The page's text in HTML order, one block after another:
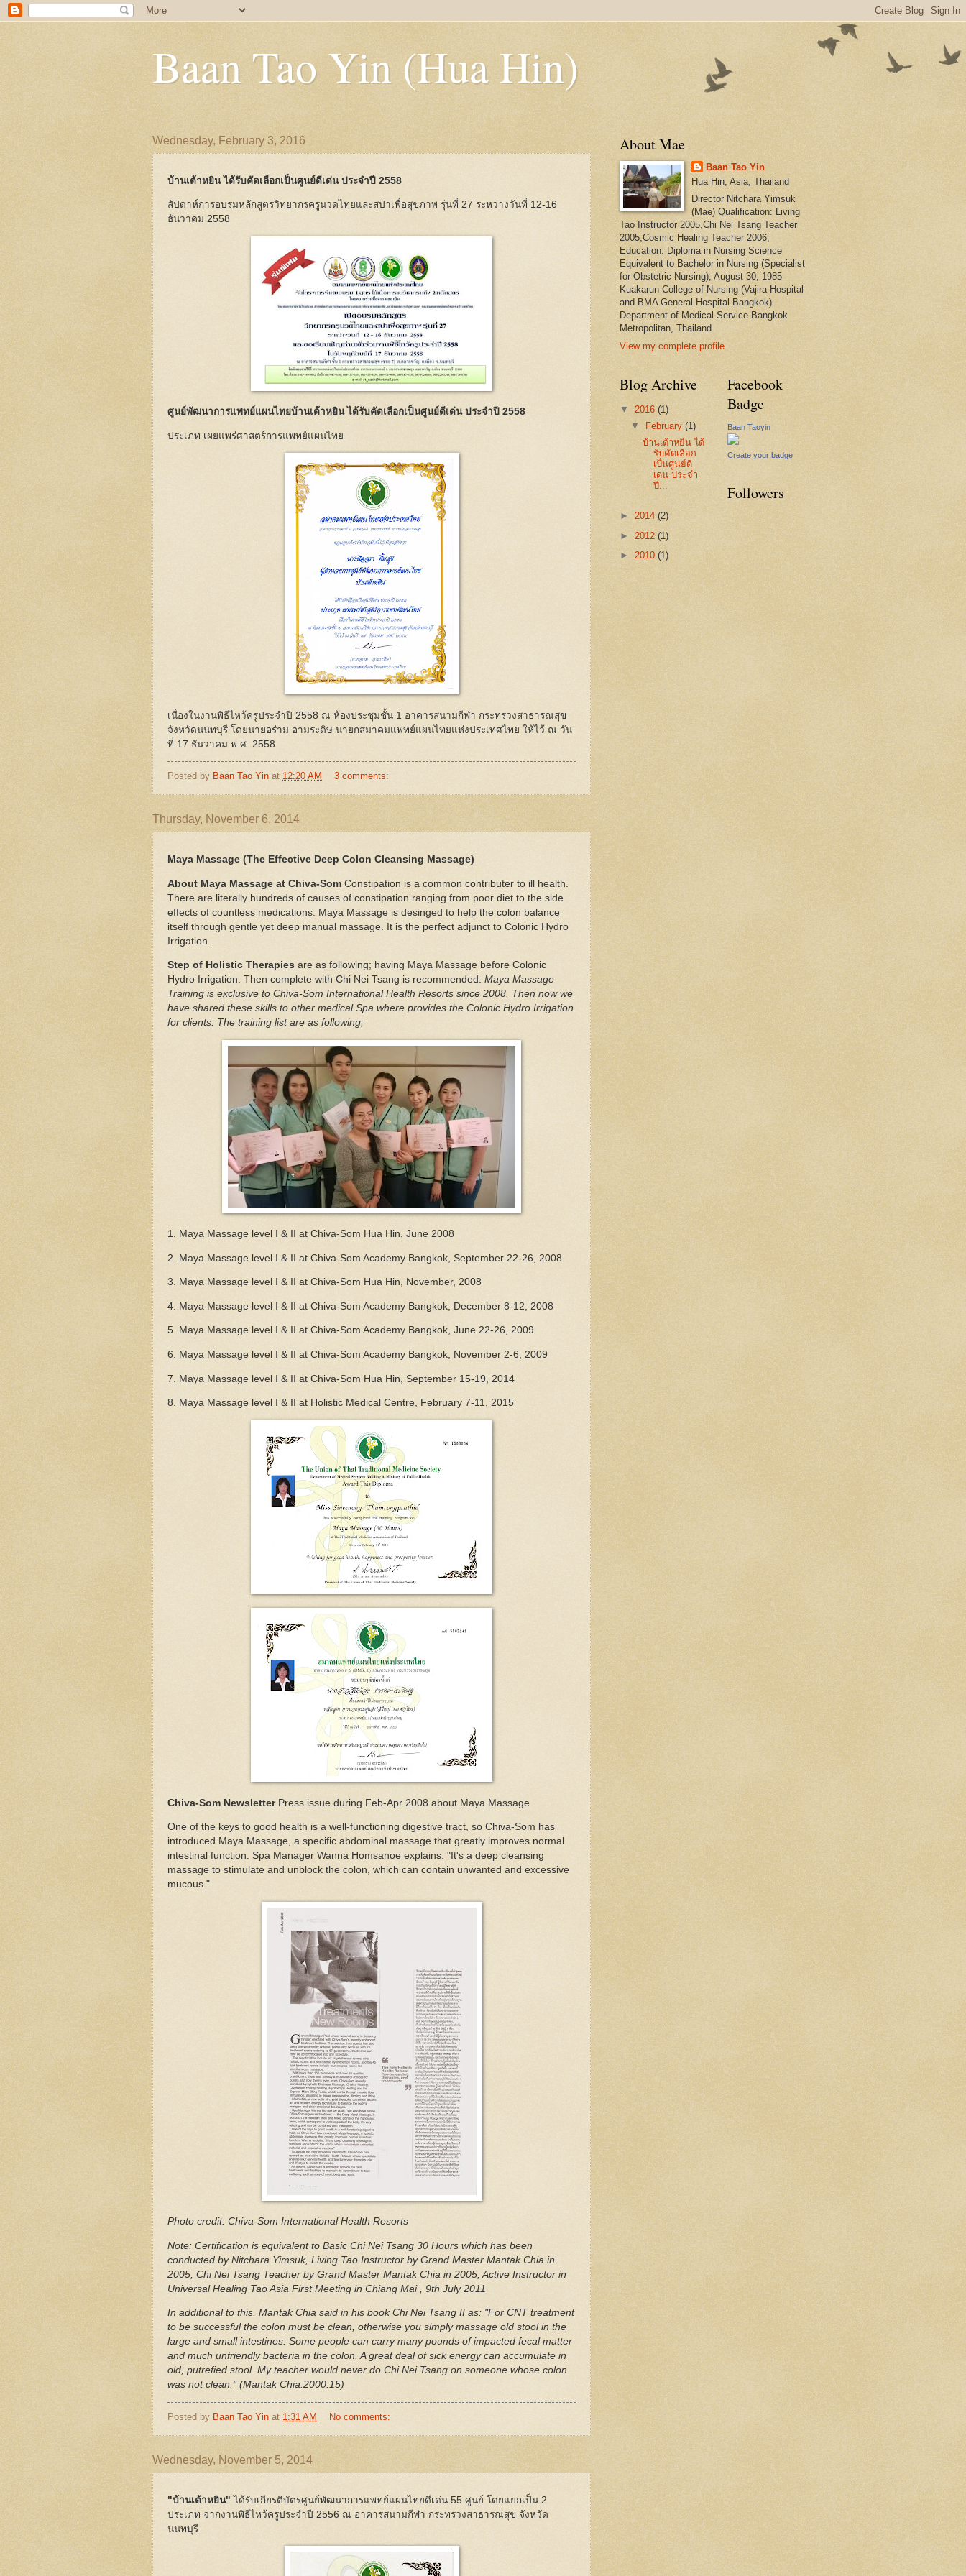
Baan Tao Yin (Hua Hin)
Wednesday, February 3, 2016
บ้านเต้าหยิน ได้รับคัดเลือกเป็นศูนย์ดีเด่น ประจำปี 2558
สัปดาห์การอบรมหลักสูตรวิทยากรครูนวดไทยและสปาเพื่อสุขภาพ รุ่นที่ 27 ระหว่างวันที่ 12-16
ธันวาคม 2558
ศูนย์พัฒนาการแพทย์แผนไทยบ้านเต้าหยิน ได้รับคัดเลือกเป็นศูนย์ดีเด่น ประจำปี 2558
ประเภท เผยแพร่ศาสตร์การแพทย์แผนไทย
เนื่องในงานพิธีไหว้ครูประจำปี 2558 ณ ห้องประชุมชั้น 1 อาคารสนามกีฬา กระทรวงสาธารณสุข
จังหวัดนนทบุรี โดยนายอร่าม อามระดิษ นายกสมาคมแพทย์แผนไทยแห่งประเทศไทย ให้ไว้ ณ วัน
ที่ 17 ธันวาคม พ.ศ. 2558
Posted by Baan Tao Yin at 12:20 AM 3 comments:
Thursday, November 6, 2014
Maya Massage (The Effective Deep Colon Cleansing Massage)
About Maya Massage at Chiva-Som Constipation is a common contributer to ill health.
There are literally hundreds of causes of constipation ranging from poor diet to the side
effects of countless medications. Maya Massage is desinged to help the colon balance
itself through gentle yet deep manual massage. It is the perfect adjunct to Colonic Hydro
Irrigation.
Step of Holistic Therapies are as following; having Maya Massage before Colonic
Hydro Irrigation. Then complete with Chi Nei Tsang is recommended. Maya Massage
Training is exclusive to Chiva-Som International Health Resorts since 2008. Then now we
have shared these skills to other medical Spa where provides the Colonic Hydro Irrigation
for clients. The training list are as following;
1. Maya Massage level I & II at Chiva-Som Hua Hin, June 2008
2. Maya Massage level I & II at Chiva-Som Academy Bangkok, September 22-26, 2008
3. Maya Massage level I & II at Chiva-Som Hua Hin, November, 2008
4. Maya Massage level I & II at Chiva-Som Academy Bangkok, December 8-12, 2008
5. Maya Massage level I & II at Chiva-Som Academy Bangkok, June 22-26, 2009
6. Maya Massage level I & II at Chiva-Som Academy Bangkok, November 2-6, 2009
7. Maya Massage level I & II at Chiva-Som Hua Hin, September 15-19, 2014
8. Maya Massage level I & II at Holistic Medical Centre, February 7-11, 2015
Chiva-Som Newsletter Press issue during Feb-Apr 2008 about Maya Massage
One of the keys to good health is a well-functioning digestive tract, so Chiva-Som has
introduced Maya Massage, a specific abdominal massage that greatly improves normal
intestinal function. Spa Manager Wanna Homsanoe explains: "It's a deep cleansing
massage to stimulate and unblock the colon, which can contain unwanted and excessive
mucous."
Photo credit: Chiva-Som International Health Resorts
Note: Certification is equivalent to Basic Chi Nei Tsang 30 Hours which has been
conducted by Nitchara Yimsuk, Living Tao Instructor by Grand Master Mantak Chia in
2005, Chi Nei Tsang Teacher by Grand Master Mantak Chia in 2005, Active Instructor in
Universal Healing Tao Asia First Meeting in Chiang Mai , 9th July 2011
In additional to this, Mantak Chia said in his book Chi Nei Tsang II as: "For CNT treatment
to be successful the colon must be clean, otherwise you simply massage old stool in the
large and small intestines. Some people can carry many pounds of impacted fecal matter
and much unfriendly bacteria in the colon. A great deal of sick energy can accumulate in
old, putrefied stool. My teacher would never do Chi Nei Tsang on someone whose colon
was not clean." (Mantak Chia.2000:15)
Posted by Baan Tao Yin at 1:31 AM No comments:
Wednesday, November 5, 2014
"บ้านเต้าหยิน" ได้รับเกียรติบัตรศูนย์พัฒนาการแพทย์แผนไทยดีเด่น 55 ศูนย์ โดยแยกเป็น 2
ประเภท จากงานพิธีไหว้ครูประจำปี 2556 ณ อาคารสนามกีฬา กระทรวงสาธารณสุข จังหวัด
นนทบุรี
About Mae
Baan Tao Yin
Hua Hin, Asia, Thailand
Director Nitchara Yimsuk
(Mae) Qualification: Living
Tao Instructor 2005,Chi Nei Tsang Teacher
2005,Cosmic Healing Teacher 2006,
Education: Diploma in Nursing Science
Equivalent to Bachelor in Nursing (Specialist
for Obstetric Nursing); August 30, 1985
Kuakarun College of Nursing (Vajira Hospital
and BMA General Hospital Bangkok)
Department of Medical Service Bangkok
Metropolitan, Thailand
View my complete profile
Blog Archive
▼ 2016 (1)
▼
February(1)
บ้านเต้าหยิน ได้
รับคัดเลือก
เป็นศูนย์ดี
เด่น ประจำ
ปี...
► 2014 (2)
► 2012 (1)
► 2010 (1)
Facebook
Badge
Baan Taoyin
Create your badge
Followers